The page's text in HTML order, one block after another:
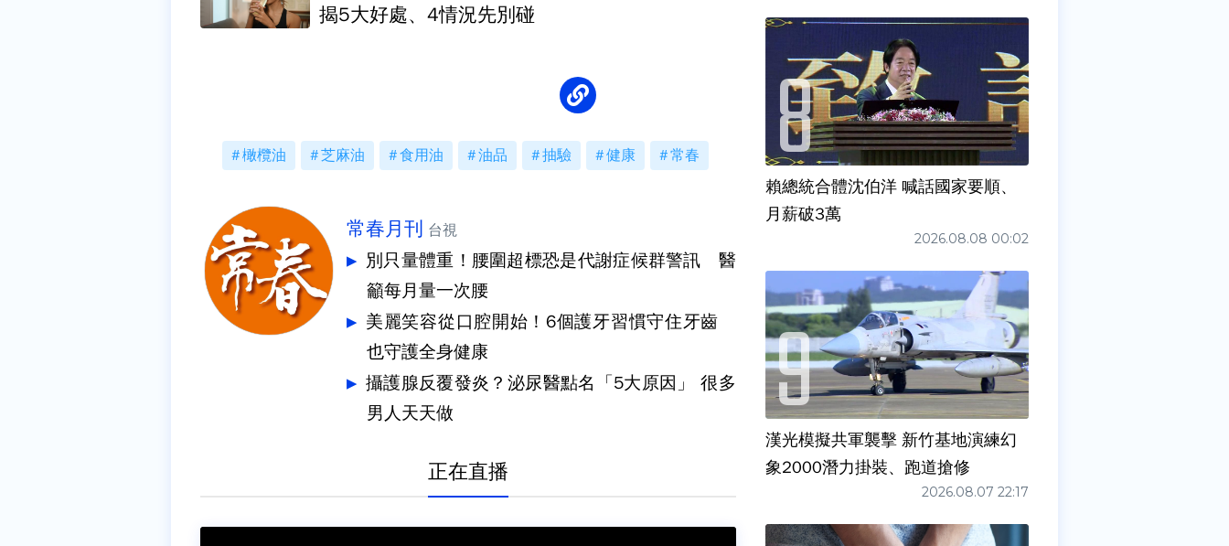
揭5大好處、4情況先別碰
橄欖油 芝麻油 食用油 油品 抽驗 健康 常春
常春月刊 台視
別只量體重！腰圍超標恐是代謝症候群警訊 醫
籲每月量一次腰
美麗笑容從口腔開始！6個護牙習慣守住牙齒
也守護全身健康
攝護腺反覆發炎？泌尿醫點名「5大原因」 很多
男人天天做
正在直播
賴總統合體沈伯洋 喊話國家要順、
月薪破3萬
2026.08.08 00:02
漢光模擬共軍襲擊 新竹基地演練幻
象2000潛力掛裝、跑道搶修
2026.08.07 22:17